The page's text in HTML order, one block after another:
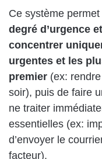
Ce système
degré d’urgence
concentrer
urgentes et les
premier (ex:
soir), puis de faire
ne traiter
essentielles (ex:
d’envoyer le
facteur).